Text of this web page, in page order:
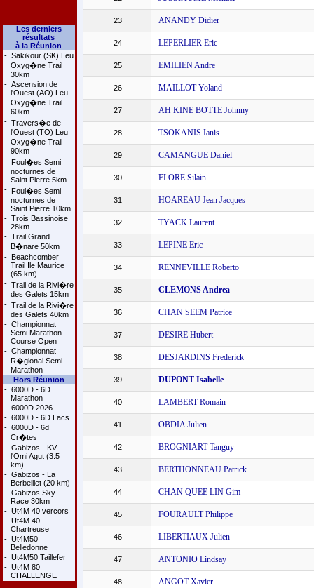
Les derniers
résultats
à la Réunion
- Sakikour (SK) Leu
Oxyg�ne Trail
30km
- Ascension de
l'Ouest (AO) Leu
Oxyg�ne Trail
60km
- Travers�e de
l'Ouest (TO) Leu
Oxyg�ne Trail
90km
- Foul�es Semi
nocturnes de
Saint Pierre 5km
- Foul�es Semi
nocturnes de
Saint Pierre 10km
- Trois Bassinoise
28km
- Trail Grand
B�nare 50km
- Beachcomber
Trail Ile Maurice
(65 km)
- Trail de la Rivi�re
des Galets 15km
- Trail de la Rivi�re
des Galets 40km
- Championnat
Semi Marathon -
Course Open
- Championnat
R�gional Semi
Marathon
Hors Réunion
- 6000D - 6D
Marathon
- 6000D 2026
- 6000D - 6D Lacs
- 6000D - 6d
Cr�tes
- Gabizos - KV
l'Omi Agut (3.5
km)
- Gabizos - La
Berbeillet (20 km)
- Gabizos Sky
Race 30km
- Ut4M 40 vercors
- Ut4M 40
Chartreuse
- Ut4M50
Belledonne
- Ut4M50 Taillefer
- Ut4M 80
CHALLENGE
23 ANANDY Didier
24 LEPERLIER Eric
25 EMILIEN Andre
26 MAILLOT Yoland
27 AH KINE BOTTE Johnny
28 TSOKANIS Ianis
29 CAMANGUE Daniel
30 FLORE Silain
31 HOAREAU Jean Jacques
32 TYACK Laurent
33 LEPINE Eric
34 RENNEVILLE Roberto
35 CLEMONS Andrea
36 CHAN SEEM Patrice
37 DESIRE Hubert
38 DESJARDINS Frederick
39 DUPONT Isabelle
40 LAMBERT Romain
41 OBDIA Julien
42 BROGNIART Tanguy
43 BERTHONNEAU Patrick
44 CHAN QUEE LIN Gim
45 FOURAULT Philippe
46 LIBERTIAUX Julien
47 ANTONIO Lindsay
48 ANGOT Xavier